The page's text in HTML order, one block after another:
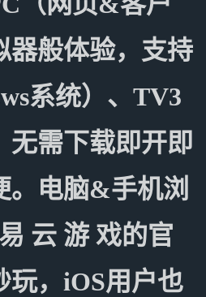
器般体验，支持
系统）、TV3
无需下载即开即
。电脑&手机浏
云 游 戏的官
玩，iOS用户也